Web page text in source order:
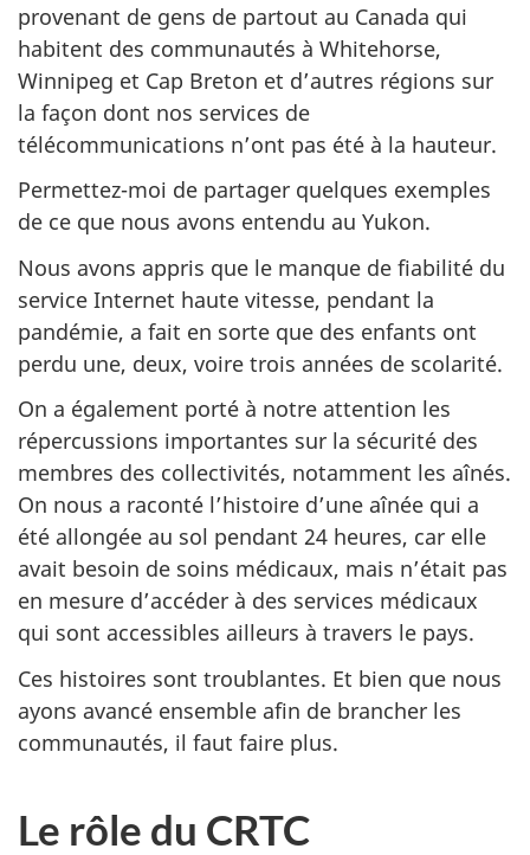
provenant de gens de partout au Canada qui
habitent des communautés à Whitehorse,
Winnipeg et Cap Breton et d’autres régions sur
la façon dont nos services de
télécommunications n’ont pas été à la hauteur.
Permettez-moi de partager quelques exemples
de ce que nous avons entendu au Yukon.
Nous avons appris que le manque de fiabilité du
service Internet haute vitesse, pendant la
pandémie, a fait en sorte que des enfants ont
perdu une, deux, voire trois années de scolarité.
On a également porté à notre attention les
répercussions importantes sur la sécurité des
membres des collectivités, notamment les aînés.
On nous a raconté l’histoire d’une aînée qui a
été allongée au sol pendant 24 heures, car elle
avait besoin de soins médicaux, mais n’était pas
en mesure d’accéder à des services médicaux
qui sont accessibles ailleurs à travers le pays.
Ces histoires sont troublantes. Et bien que nous
ayons avancé ensemble afin de brancher les
communautés, il faut faire plus.
Le rôle du CRTC